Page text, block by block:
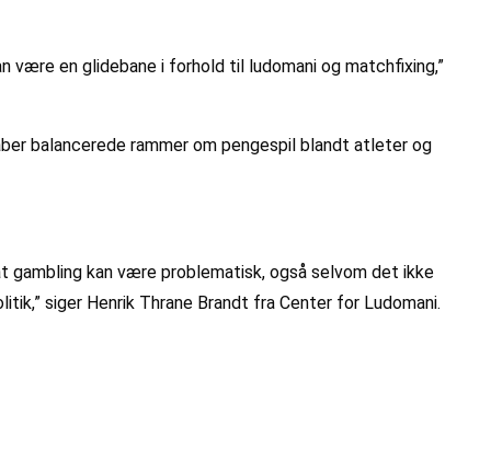
en glidebane i forhold til ludomani og matchfixing,”
balancerede rammer om pengespil blandt atleter og
kan være problematisk, også selvom det ikke
siger Henrik Thrane Brandt fra Center for Ludomani.